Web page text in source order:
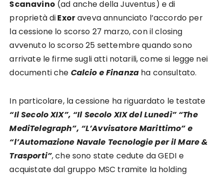
Scanavino (ad anche della Juventus) e di
proprietà diExoraveva annunciato l’accordo per
la cessione lo scorso 27 marzo, con il closing
avvenuto lo scorso 25 settembre quando sono
arrivate le firme sugli atti notarili, come si legge nei
documenti che Calcio e Finanza ha consultato.
In particolare, la cessione ha riguardato le testate
“Il Secolo XIX”, “Il Secolo XIX del Lunedì” “The
MediTelegraph”, “L’Avvisatore Marittimo” e
“l’Automazione Navale Tecnologie per il Mare &
Trasporti”, che sono state cedute da GEDI e
acquistate dal gruppo MSC tramite la holding